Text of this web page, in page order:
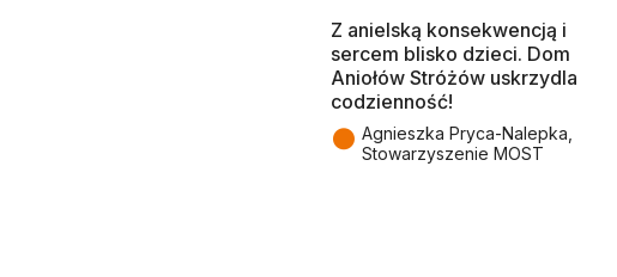
Z anielską konsekwencją i
sercem blisko dzieci. Dom
Aniołów Stróżów uskrzydla
codzienność!
● Agnieszka Pryca-Nalepka,
Stowarzyszenie MOST